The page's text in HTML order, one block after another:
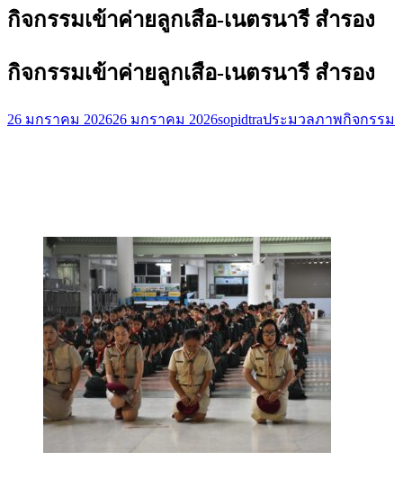
กิจกรรมเข้าค่ายลูกเสือ-เนตรนารี สำรอง
กิจกรรมเข้าค่ายลูกเสือ-เนตรนารี สำรอง
26 มกราคม 202626 มกราคม 2026sopidtraประมวลภาพกิจกรรม